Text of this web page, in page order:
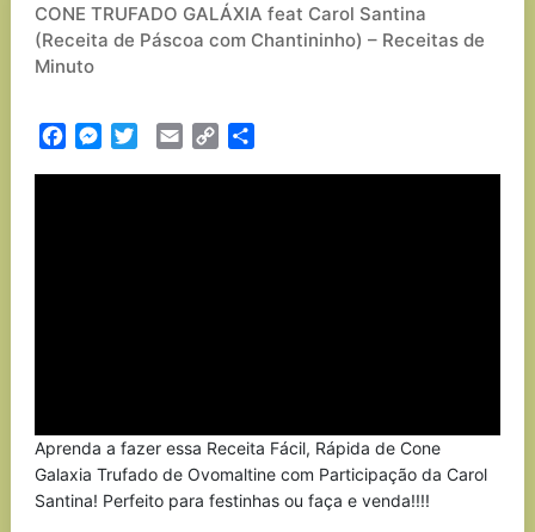
CONE TRUFADO GALÁXIA feat Carol Santina
(Receita de Páscoa com Chantininho) – Receitas de
Minuto
FacebookMessenger
TwitterEmail Copy
Aprenda a fazer essa Receita Fácil, Rápida de Cone
Galaxia Trufado de Ovomaltine com Participação da Carol
Santina! Perfeito para festinhas ou faça e venda!!!!